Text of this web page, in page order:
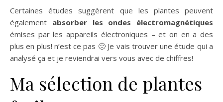
Certaines études suggèrent que les plantes peuvent
également absorber les ondes électromagnétiques
émises par les appareils électroniques – et on en a des
plus en plus! n’est ce pas 🙁 Je vais trouver une étude qui a
analysé ça et je reviendrai vers vous avec de chiffres!
Ma sélection de plantes